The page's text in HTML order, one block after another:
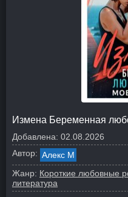
Измена Беременная
Добавлена: 02.08.2026
Автор: Алекс М
Жанр: Короткие любовные
литература